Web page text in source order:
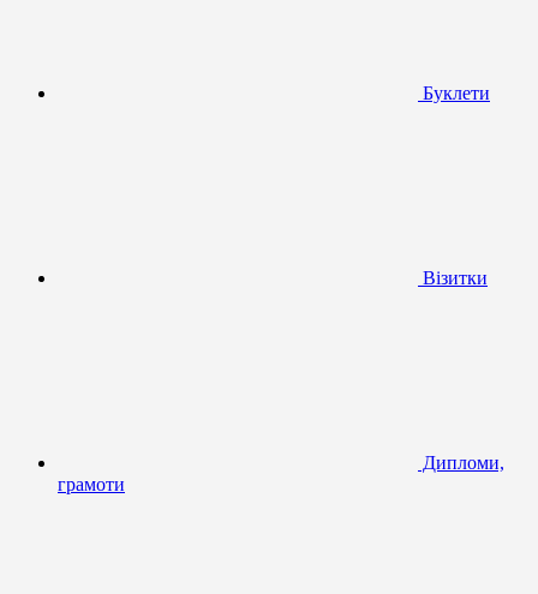
Буклети
Візитки
Дипломи,
грамоти